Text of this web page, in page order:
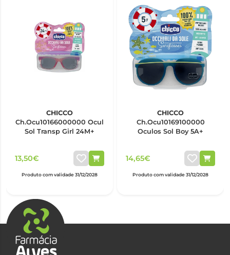
CHICCO
Ch.Ocu10166000000 Ocul
Sol Transp Girl 24M+
13,50€
Produto com validade 31/12/2028
CHICCO
Ch.Ocu10169100000
Oculos Sol Boy 5A+
14,65€
Produto com validade 31/12/2028